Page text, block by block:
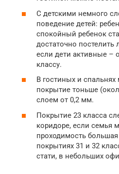
С детскими немного
поведение детей:
спокойный ребенок
достаточно постелить
если дети активные –
классу.
В гостиных и
покрытие тоньше
слоем от 0,2 мм.
Покрытие 23 класса
коридоре, если семья
проходимость
покрытиях 31 и 32
стати, в небольших